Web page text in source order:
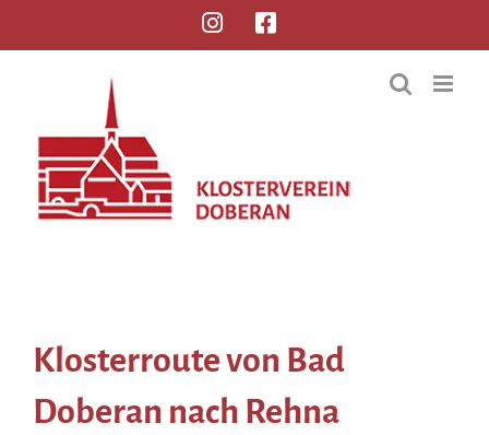
Klosterroute von Bad
Doberan nach Rehna